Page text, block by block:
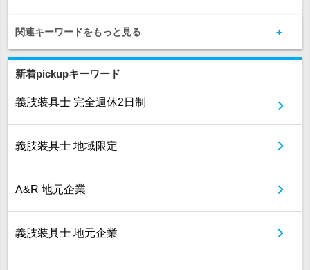
関連キーワードをもっと見る
新着pickupキーワード
義肢装具士 完全週休2日制
義肢装具士 地域限定
A&R 地元企業
義肢装具士 地元企業